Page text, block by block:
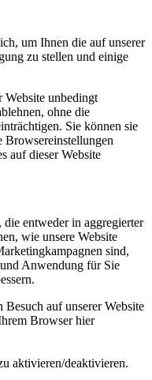
um Ihnen die auf unserer
zu stellen und einige
Website unbedingt
ohne die
Sie können sie
Browsereinstellungen
auf dieser Website
entweder in aggregierter
wie unsere Website
sind,
Anwendung für Sie
auf unserer Website
Browser hier
aktivieren/deaktivieren.